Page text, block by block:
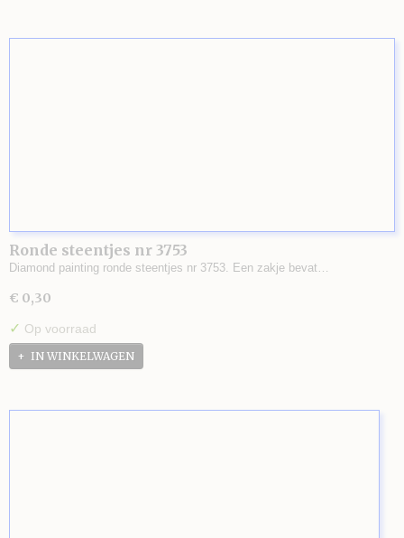
Ronde steentjes nr 3753
Diamond painting ronde steentjes nr 3753. Een zakje bevat…
€ 0,30
✓ Op voorraad
IN WINKELWAGEN